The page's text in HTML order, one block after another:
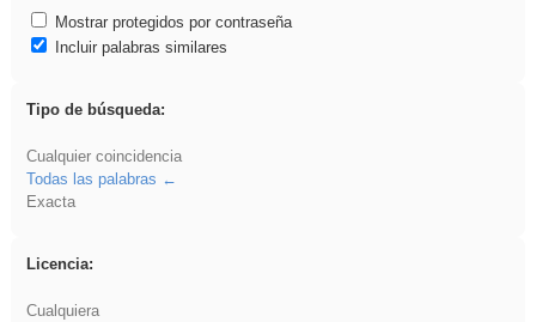
Mostrar protegidos por contraseña
Incluir palabras similares
Tipo de búsqueda:
Cualquier coincidencia
Todas las palabras
Exacta
Licencia:
Cualquiera